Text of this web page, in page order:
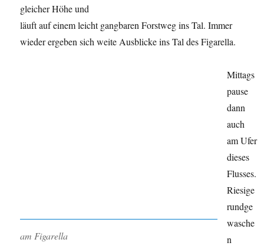
gleicher Höhe und
läuft auf einem leicht gangbaren Forstweg ins Tal. Immer
wieder ergeben sich weite Ausblicke ins Tal des Figarella.
am Figarella
Mittags
pause
dann
auch
am Ufer
dieses
Flusses.
Riesige
rundge
wasche
n